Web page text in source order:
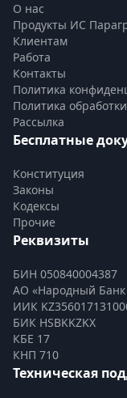
О нас
Продукты ИС
Клиентам
Работа
Контакты
Политика
Политика
Рассылка
Бесплатные
Конституция
Законы
Кодексы
Прочие
Реквизиты
БИН 050840004387
АО «Народный Банк
ИИК
БИК HSBKKZKX
КБЕ 17
КНП 710
Техническая